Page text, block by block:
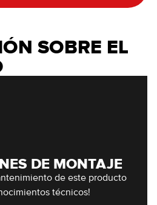
SOBRE EL
DE MONTAJE
de este producto
técnicos!